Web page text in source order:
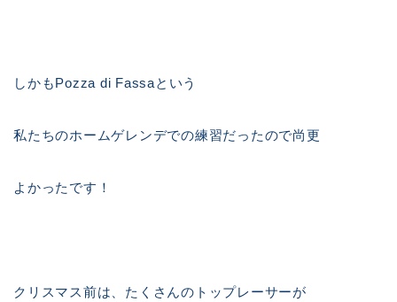
しかもPozza di Fassaという
私たちのホームゲレンデでの練習だったので尚更
よかったです！
クリスマス前は、たくさんのトップレーサーが